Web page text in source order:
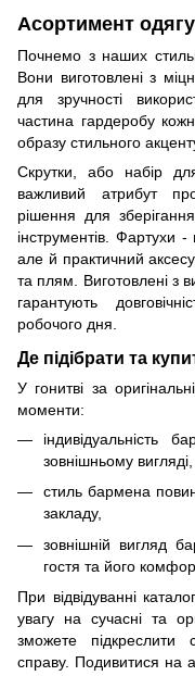
Асортимент
Почнемо з наших
Вони виготовлені з
для зручності
частина гардеробу
образу стильного
Скрутки, або набір
важливий атрибут
рішення для
інструментів. Фартухи
але й практичний
та плям. Виготовлені з
гарантують
робочого дня.
Де підібрати та
У гонитві за
моменти:
зовнішньому вигляді,
стиль бармена
закладу,
зовнішній вигляд
гостя та його
При відвідуванні
увагу на сучасні та
зможете підкреслити
справу. Подивитися на